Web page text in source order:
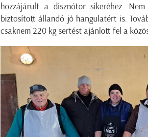
hozzájárult a disznótor sikeréhez.
biztosított állandó jó hangulatért is.
csaknem 220 kg sertést ajánlott fel a